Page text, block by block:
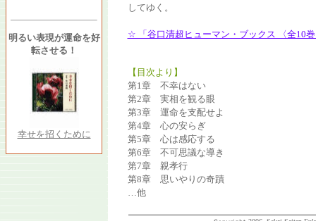
明るい表現が運命を好
転させる！
幸せを招くために
してゆく。
☆ 「谷口清超ヒューマン・ブックス 〈全10
【目次より】
第1章 不幸はない
第2章 実相を観る眼
第3章 運命を支配せよ
第4章 心の安らぎ
第5章 心は感応する
第6章 不可思議な導き
第7章 親孝行
第8章 思いやりの奇蹟
…他